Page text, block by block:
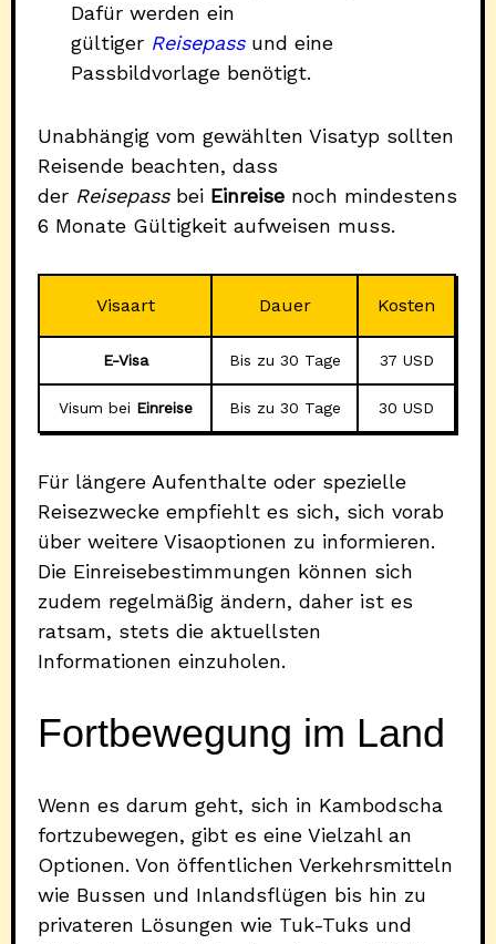
Dafür werden ein
gültiger Reisepassund eine
Passbildvorlage benötigt.
Unabhängig vom gewählten Visatyp sollten
Reisende beachten, dass
der Reisepassbei Einreise noch mindestens
6 Monate Gültigkeit aufweisen muss.
Visaart Dauer Kosten
E-Visa Bis zu 30 Tage 37 USD
Visum bei Einreise Bis zu 30 Tage 30 USD
Für längere Aufenthalte oder spezielle
Reisezwecke empfiehlt es sich, sich vorab
über weitere Visaoptionen zu informieren.
Die Einreisebestimmungen können sich
zudem regelmäßig ändern, daher ist es
ratsam, stets die aktuellsten
Informationen einzuholen.
Fortbewegung im Land
Wenn es darum geht, sich in Kambodscha
fortzubewegen, gibt es eine Vielzahl an
Optionen. Von öffentlichen Verkehrsmitteln
wie Bussen und Inlandsflügen bis hin zu
privateren Lösungen wie Tuk-Tuks und